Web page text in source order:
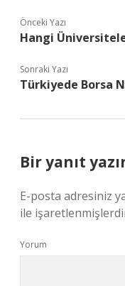
Önceki Yazı
Hangi
Sonraki Yazı
Türkiyede Borsa
Bir yanıt
E-posta adresiniz
ile
Yorum